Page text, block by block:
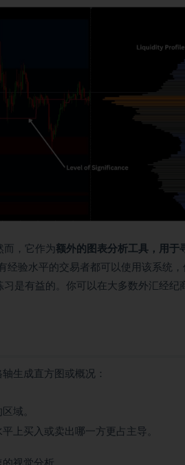
而，它作为额外的图表分析工具，用于
经验水平的交易者都可以使用该系统
是有益的。你可以在大多数外汇经纪
生成直方图或概况：
域。
上买入或卖出哪一方更占主导。